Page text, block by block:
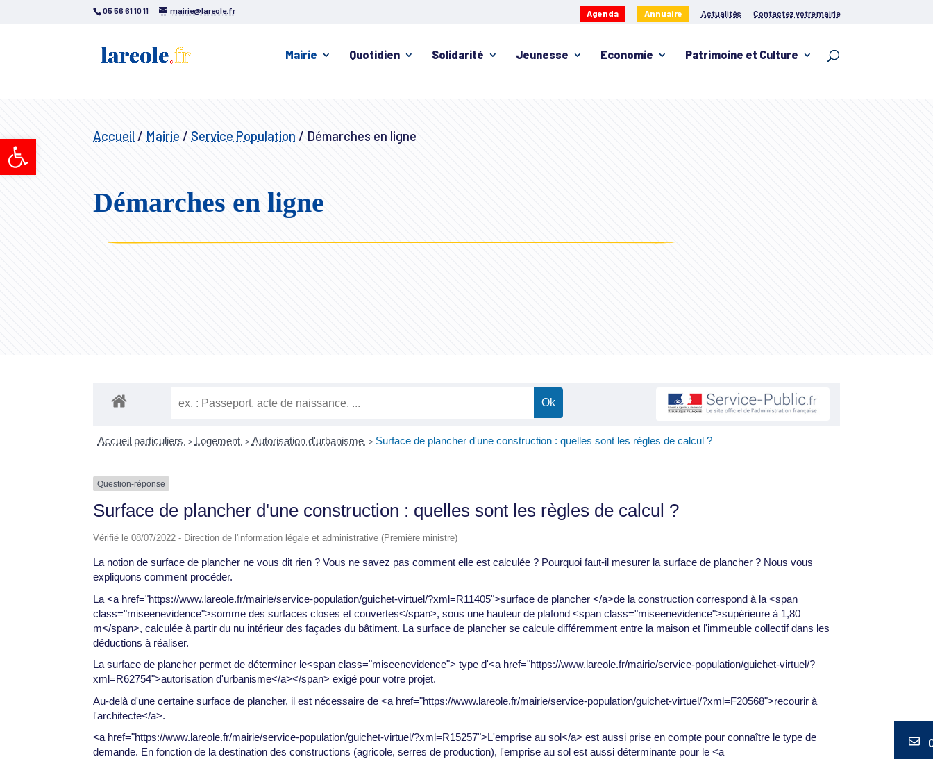
Ouvrir la barre d’outils
05 56 61 10 11 mairie@lareole.fr Agenda Annuaire Actualités Contactez votre mairie
Mairie Quotidien Solidarité Jeunesse Economie Patrimoine et Culture
Accueil / Mairie / Service Population / Démarches en ligne
Démarches en ligne
Accueil particuliers > Logement > Autorisation d'urbanisme > Surface de plancher d'une construction : quelles sont les règles de calcul ?
Question-réponse
Surface de plancher d'une construction : quelles sont les règles de calcul ?
Vérifié le 08/07/2022 - Direction de l'information légale et administrative (Première ministre)
La notion de surface de plancher ne vous dit rien ? Vous ne savez pas comment elle est calculée ? Pourquoi faut-il mesurer la surface de plancher ? Nous vous
expliquons comment procéder.
La <a href="https://www.lareole.fr/mairie/service-population/guichet-virtuel/?xml=R11405">surface de plancher </a>de la construction correspond à la <span
class="miseenevidence">somme des surfaces closes et couvertes</span>, sous une hauteur de plafond <span class="miseenevidence">supérieure à 1,80
m</span>, calculée à partir du nu intérieur des façades du bâtiment. La surface de plancher se calcule différemment entre la maison et l'immeuble collectif dans les
déductions à réaliser.
La surface de plancher permet de déterminer le<span class="miseenevidence"> type d'<a href="https://www.lareole.fr/mairie/service-population/guichet-virtuel/?
xml=R62754">autorisation d'urbanisme</a></span> exigé pour votre projet.
Au-delà d'une certaine surface de plancher, il est nécessaire de <a href="https://www.lareole.fr/mairie/service-population/guichet-virtuel/?xml=F20568">recourir à
l'architecte</a>.
<a href="https://www.lareole.fr/mairie/service-population/guichet-virtuel/?xml=R15257">L'emprise au sol</a> est aussi prise en compte pour connaître le type de
demande. En fonction de la destination des constructions (agricole, serres de production), l'emprise au sol est aussi déterminante pour le <a